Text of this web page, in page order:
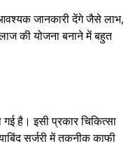
जानकारी देंगे जैसे लाभ,
की योजना बनाने में बहुत
है। इसी प्रकार चिकित्सा
सर्जरी में तकनीक काफी